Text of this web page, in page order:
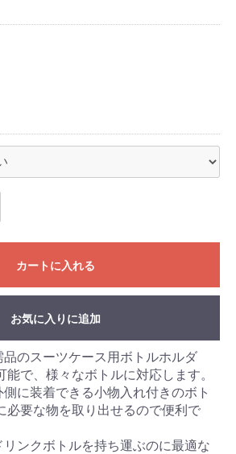
カートに入れる
お気に入りに追加
品のスーツケース用ボトルホルダ
で、様々なボトルに対応します。
に装着できる小物入れ付きのボト
必要な物を取り出せるので便利で
ンクボトルを持ち運ぶのに最適な